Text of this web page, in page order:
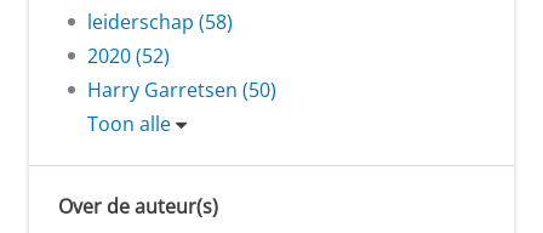
leiderschap (58)
2020 (52)
Harry Garretsen (50)
Toon alle
Over de auteur(s)